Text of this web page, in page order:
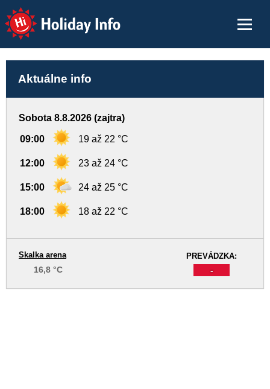
Holiday Info
Aktuálne info
Sobota 8.8.2026 (zajtra)
09:00 19 až 22 °C
12:00 23 až 24 °C
15:00 24 až 25 °C
18:00 18 až 22 °C
PREVÁDZKA:
-
Skalka arena
16,8 °C